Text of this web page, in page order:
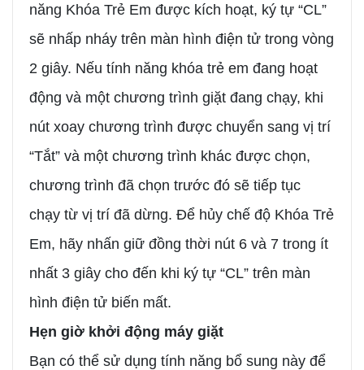
năng Khóa Trẻ Em được kích hoạt, ký tự “CL”
sẽ nhấp nháy trên màn hình điện tử trong vòng
2 giây. Nếu tính năng khóa trẻ em đang hoạt
động và một chương trình giặt đang chạy, khi
nút xoay chương trình được chuyển sang vị trí
“Tắt” và một chương trình khác được chọn,
chương trình đã chọn trước đó sẽ tiếp tục
chạy từ vị trí đã dừng. Để hủy chế độ Khóa Trẻ
Em, hãy nhấn giữ đồng thời nút 6 và 7 trong ít
nhất 3 giây cho đến khi ký tự “CL” trên màn
hình điện tử biến mất.
Hẹn giờ khởi động máy giặt
Bạn có thể sử dụng tính năng bổ sung này để